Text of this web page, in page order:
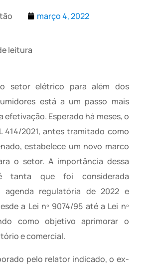
março 4, 2022
leitura
setor elétrico para além dos
está a um passo mais
efetivação. Esperado há meses, o
414/2021, antes tramitado como
estabelece um novo marco
o setor. A importância dessa
tanta que foi considerada
agenda regulatória de 2022 e
a Lei nº 9074/95 até a Lei nº
como objetivo aprimorar o
e comercial.
pelo relator indicado, o ex-